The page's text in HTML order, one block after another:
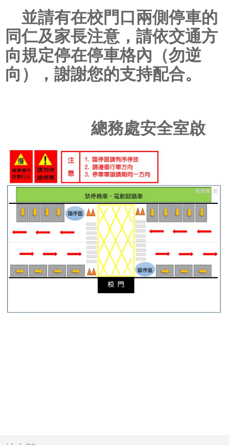
並請有在校門口兩側停車的
同仁及家長注意，請依交通方
向規定停在停車格內（勿逆
向），謝謝您的支持配合。
總務處安全室啟